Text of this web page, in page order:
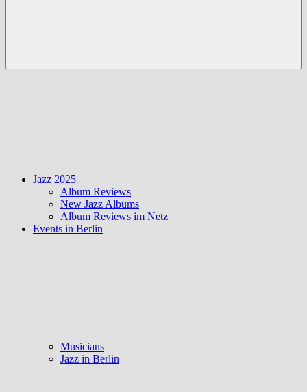
Jazz 2025
Album Reviews
New Jazz Albums
Album Reviews im Netz
Events in Berlin
Musicians
Jazz in Berlin